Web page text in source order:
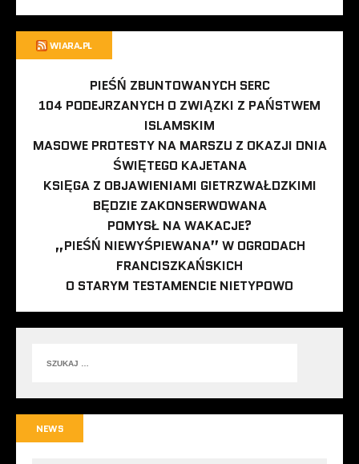
WIARA.PL
PIEŚŃ ZBUNTOWANYCH SERC
104 PODEJRZANYCH O ZWIĄZKI Z PAŃSTWEM
ISLAMSKIM
MASOWE PROTESTY NA MARSZU Z OKAZJI DNIA
ŚWIĘTEGO KAJETANA
KSIĘGA Z OBJAWIENIAMI GIETRZWAŁDZKIMI
BĘDZIE ZAKONSERWOWANA
POMYSŁ NA WAKACJE?
„PIEŚŃ NIEWYŚPIEWANA” W OGRODACH
FRANCISZKAŃSKICH
O STARYM TESTAMENCIE NIETYPOWO
NEWS